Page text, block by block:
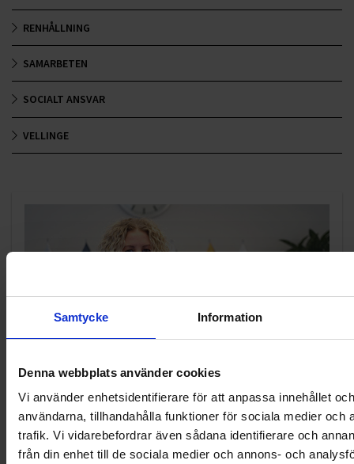
Samtycke Information
Denna webbplats använder cookies
Vi använder enhetsidentifierare för att anpassa innehållet
användarna, tillhandahålla funktioner för sociala medier och
trafik. Vi vidarebefordrar även sådana identifierare och
från din enhet till de sociala medier och annons- och
RENHÅLLNING
SAMARBETEN
SOCIALT ANSVAR
VELLINGE
KUNDTJÄNST
010-45 00 200​